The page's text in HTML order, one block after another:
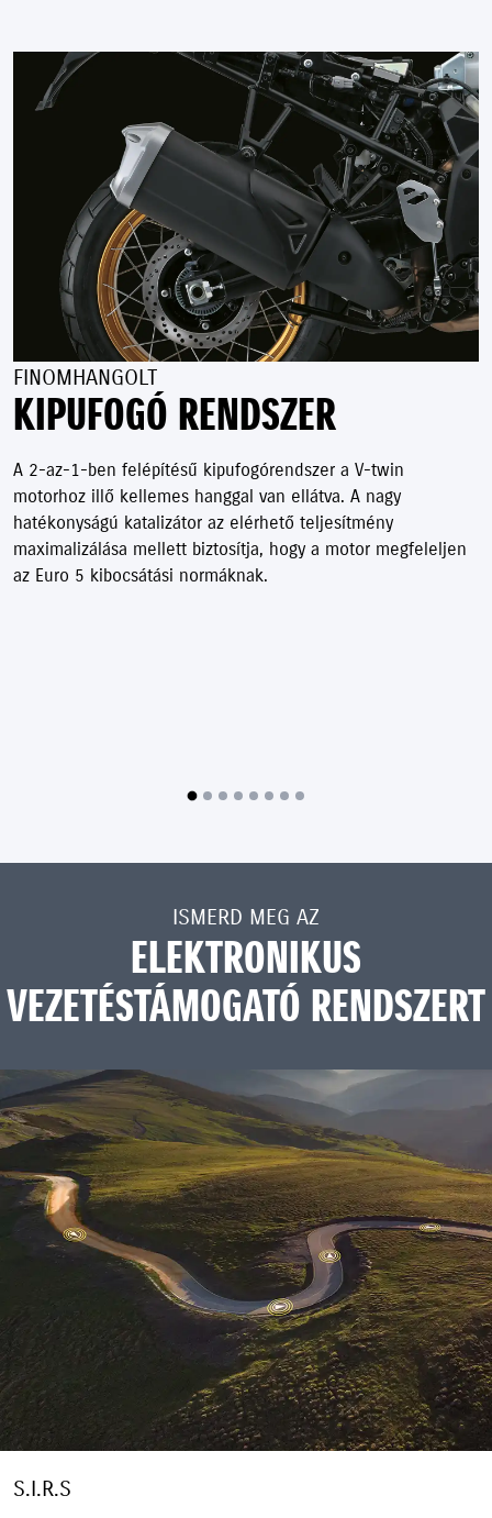
FINOMHANGOLT
KIPUFOGÓ RENDSZER
A 2-az-1-ben felépítésű kipufogórendszer a V-twin
motorhoz illő kellemes hanggal van ellátva. A nagy
hatékonyságú katalizátor az elérhető teljesítmény
maximalizálása mellett biztosítja, hogy a motor megfeleljen
az Euro 5 kibocsátási normáknak.
ISMERD MEG AZ
ELEKTRONIKUS
VEZETÉSTÁMOGATÓ RENDSZERT
S.I.R.S